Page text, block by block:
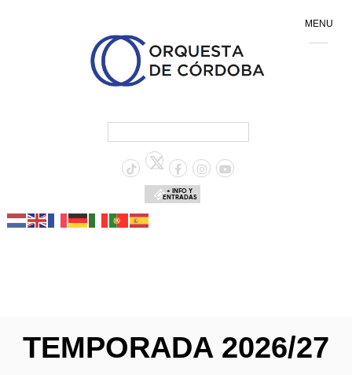
+ INFO Y
ENTRADAS
TEMPORADA 2026/27
MENU